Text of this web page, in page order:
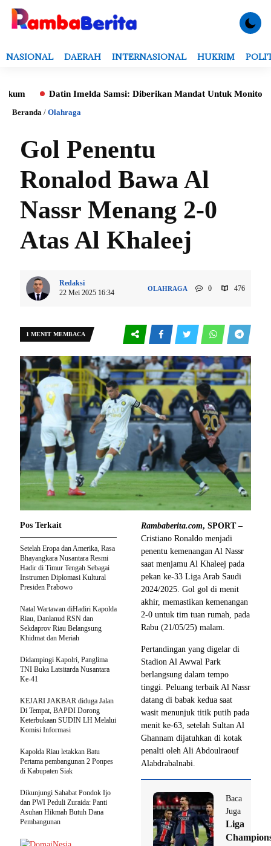
NASIONAL DAERAH INTERNASIONAL HUKRIM
Datin Imelda Samsi: Diberikan Mandat Untuk Monitoring
Beranda / Olahraga
Gol Penentu
Ronalod Bawa Al
Nassr Menang 2-0
Atas Al Khaleej
Redaksi
22 Mei 2025 16:34
OLAHRAGA 0 476
1 MENIT MEMBACA
Rambaberita.com, SPORT –
Cristiano Ronaldo menjadi
penentu kemenangan Al Nassr
saat menjamu Al Khaleej pada
pekan ke-33 Liga Arab Saudi
2024/2025. Gol gol di menit
akhir, memastikan kemenangan
2-0 untuk tim tuan rumah, pada
Rabu (21/05/25) malam.
Pertandingan yang digelar di
Stadion Al Awwal Park
berlangsung dalam tempo
tinggi. Peluang terbaik Al Nassr
datang di babak kedua saat
wasit menunjuk titik putih pada
menit ke-63, setelah Sultan Al
Ghannam dijatuhkan di kotak
penalti oleh Ali Abdoulraouf
Alabdrabalnabi.
Baca
Juga
Liga
Pos Terkait
Setelah Eropa dan Amerika, Rasa
Bhayangkara Nusantara Resmi
Hadir di Timur Tengah Sebagai
Instrumen Diplomasi Kultural
Presiden Prabowo
Natal Wartawan diHadiri Kapolda
Riau, Danlanud RSN dan
Sekdaprov Riau Belangsung
Khidmat dan Meriah
Didampingi Kapolri, Panglima
TNI Buka Latsitarda Nusantara
Ke-41
KEJARI JAKBAR diduga Jalan
Di Tempat, BAPDI Dorong
Keterbukaan SUDIN LH Melalui
Komisi Informasi
Kapolda Riau letakkan Batu
Pertama pembangunan 2 Ponpes
di Kabupaten Siak
Dikunjungi Sahabat Pondok Ijo
dan PWI Peduli Zuraida: Panti
Asuhan Hikmah Butuh Dana
Pembangunan